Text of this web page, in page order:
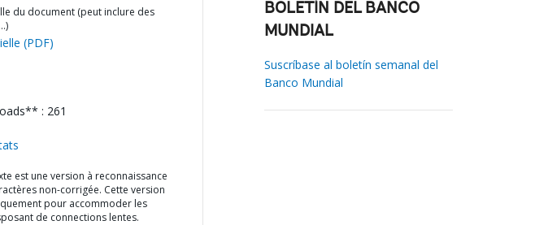
du document (peut inclure des
(PDF)
: 261
est une version à reconnaissance
non-corrigée. Cette version
pour accommoder les
de connections lentes.
BOLETÍN DEL BANCO
MUNDIAL
Suscríbase al boletín semanal del
Banco Mundial